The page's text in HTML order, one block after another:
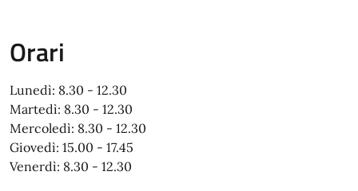
Orari
Lunedì: 8.30 - 12.30
Martedì: 8.30 - 12.30
Mercoledì: 8.30 - 12.30
Giovedì: 15.00 - 17.45
Venerdì: 8.30 - 12.30